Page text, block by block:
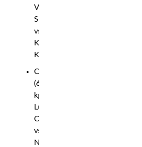
Václav
Stepan
vs
Karol
Kutyła
Catchweight
(63
kg):
Lukas
Chotenovsky
vs
Nathan